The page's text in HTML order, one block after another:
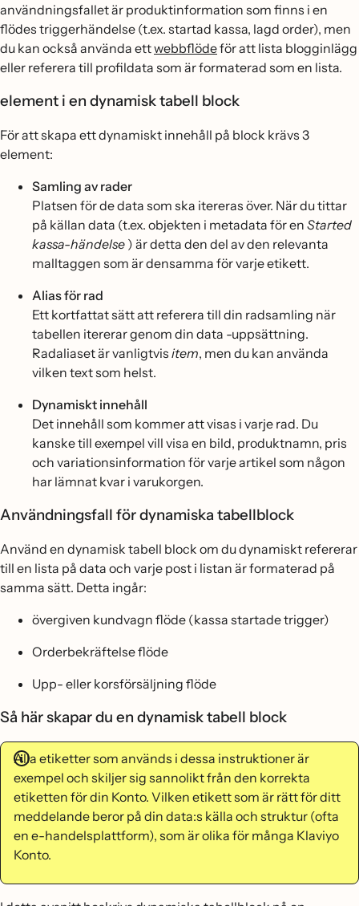
användningsfallet är produktinformation som finns i en
flödes triggerhändelse (t.ex. startad kassa, lagd order), men
du kan också använda ettwebbflödeför att lista blogginlägg
eller referera till profildata som är formaterad som en lista.
element i en dynamisk tabell block
För att skapa ett dynamiskt innehåll på block krävs 3
element:
Samling av rader
Platsen för de data som ska itereras över. När du tittar
på källan data (t.ex. objekten i metadata för en Started
kassa-händelse ) är detta den del av den relevanta
malltaggen som är densamma för varje etikett.
Alias för rad
Ett kortfattat sätt att referera till din radsamling när
tabellen itererar genom din data -uppsättning.
Radaliaset är vanligtvis item, men du kan använda
vilken text som helst.
Dynamiskt innehåll
Det innehåll som kommer att visas i varje rad. Du
kanske till exempel vill visa en bild, produktnamn, pris
och variationsinformation för varje artikel som någon
har lämnat kvar i varukorgen.
Användningsfall för dynamiska tabellblock
Använd en dynamisk tabell block om du dynamiskt refererar
till en lista på data och varje post i listan är formaterad på
samma sätt. Detta ingår:
övergiven kundvagn flöde (kassa startade trigger)
Orderbekräftelse flöde
Upp- eller korsförsäljning flöde
Så här skapar du en dynamisk tabell block
Alla etiketter som används i dessa instruktioner är
exempel och skiljer sig sannolikt från den korrekta
etiketten för din Konto. Vilken etikett som är rätt för ditt
meddelande beror på din data:s källa och struktur (ofta
en e-handelsplattform), som är olika för många Klaviyo
Konto.